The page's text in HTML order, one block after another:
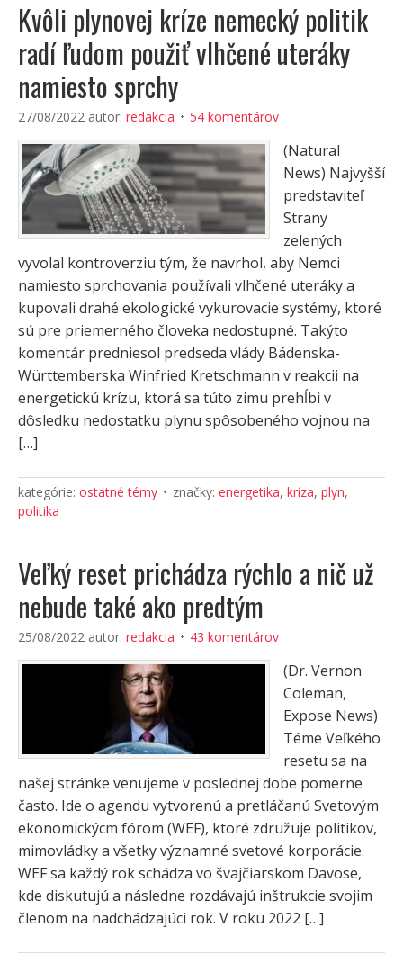
Kvôli plynovej kríze nemecký politik
radí ľudom použiť vlhčené uteráky
namiesto sprchy
27/08/2022 autor: redakcia 54 komentárov
(Natural
News) Najvyšší
predstaviteľ
Strany
zelených
vyvolal kontroverziu tým, že navrhol, aby Nemci
namiesto sprchovania používali vlhčené uteráky a
kupovali drahé ekologické vykurovacie systémy, ktoré
sú pre priemerného človeka nedostupné. Takýto
komentár predniesol predseda vlády Bádenska-
Württemberska Winfried Kretschmann v reakcii na
energetickú krízu, ktorá sa túto zimu prehĺbi v
dôsledku nedostatku plynu spôsobeného vojnou na
[…]
kategórie: ostatné témy značky: energetika, kríza, plyn,
politika
Veľký reset prichádza rýchlo a nič už
nebude také ako predtým
25/08/2022 autor: redakcia 43 komentárov
(Dr. Vernon
Coleman,
Expose News)
Téme Veľkého
resetu sa na
našej stránke venujeme v poslednej dobe pomerne
často. Ide o agendu vytvorenú a pretláčanú Svetovým
ekonomickýcm fórom (WEF), ktoré združuje politikov,
mimovládky a všetky významné svetové korporácie.
WEF sa každý rok schádza vo švajčiarskom Davose,
kde diskutujú a následne rozdávajú inštrukcie svojim
členom na nadchádzajúci rok. V roku 2022 […]